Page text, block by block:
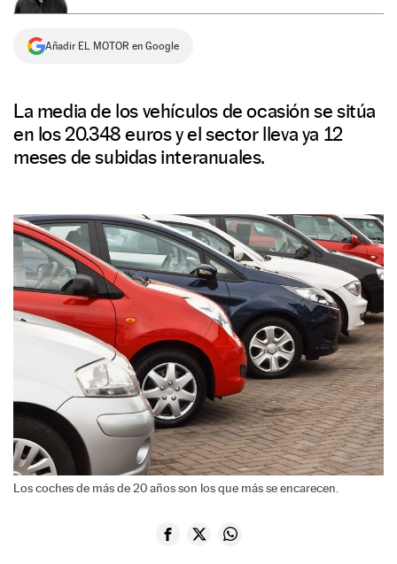
Añadir EL MOTOR en Google
La media de los vehículos de ocasión se sitúa
en los 20.348 euros y el sector lleva ya 12
meses de subidas interanuales.
Los coches de más de 20 años son los que más se encarecen.